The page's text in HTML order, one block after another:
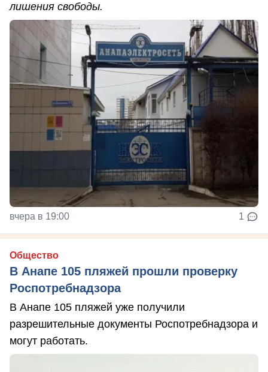
лишения свободы.
вчера в 19:00 1
Общество
В Анапе 105 пляжей прошли проверку
Роспотребнадзора
В Анапе 105 пляжей уже получили
разрешительные документы Роспотребнадзора и
могут работать.